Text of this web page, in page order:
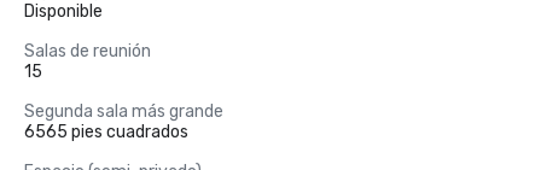
Disponible
Salas de reunión
15
Segunda sala más grande
6565 pies cuadrados